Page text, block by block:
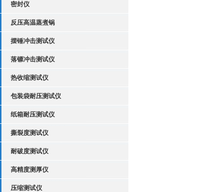
密封仪
反压高温蒸煮锅
摆锤冲击测试仪
落镖冲击测试仪
热收缩测试仪
包装袋耐压测试仪
纸箱耐压测试仪
撕裂度测试仪
耐破度测试仪
高精度测厚仪
压缩测试仪